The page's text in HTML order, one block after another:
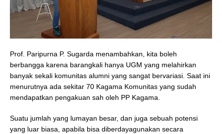
Prof. Paripurna P. Sugarda menambahkan, kita boleh
berbangga karena barangkali hanya UGM yang melahirkan
banyak sekali komunitas alumni yang sangat bervariasi. Saat ini
menurutnya ada sekitar 70 Kagama Komunitas yang sudah
mendapatkan pengakuan sah oleh PP Kagama.
Suatu jumlah yang lumayan besar, dan juga sebuah potensi
yang luar biasa, apabila bisa diberdayagunakan secara